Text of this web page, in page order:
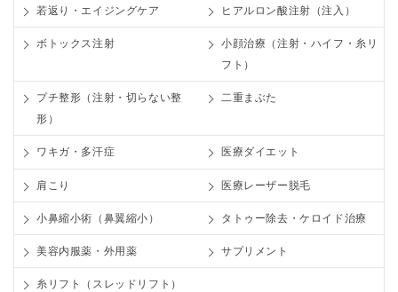
若返り・エイジングケア ヒアルロン酸注射（注入）
ボトックス注射
小顔治療（注射・ハイフ・糸リ
フト）
プチ整形（注射・切らない整
形）
二重まぶた
ワキガ・多汗症 医療ダイエット
肩こり 医療レーザー脱毛
小鼻縮小術（鼻翼縮小） タトゥー除去・ケロイド治療
美容内服薬・外用薬 サプリメント
糸リフト（スレッドリフト）